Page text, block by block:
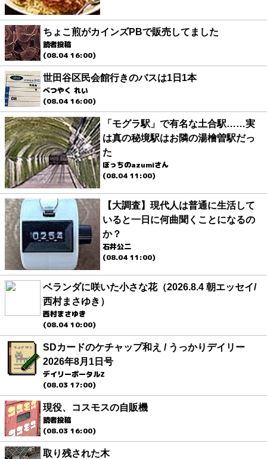
ちょこ煎がカインズPBで販売してました
読者投稿
(08.04 16:00)
世田谷区民会館行きのバスは1日1本
べつやく れい
(08.04 16:00)
「モグラ駅」で有名な土合駅……実
は真の秘境駅はお隣の湯檜曽駅だっ
た
ぼっちのazumiさん
(08.04 11:00)
【大調査】現代人は普通に生活して
いると一日に何曲聞くことになるの
か？
石井公二
(08.04 11:00)
ベランダに咲いた小さな花（2026.8.4 朝エッセイ/
西村まさゆき）
西村まさゆき
(08.04 10:00)
SDカードのケチャップ和え / うっかりデイリー
2026年8月1日号
デイリーポータルZ
(08.03 17:00)
現役、コスモスの自販機
読者投稿
(08.03 16:00)
取り残された木